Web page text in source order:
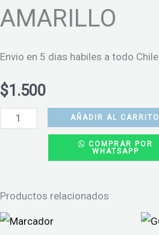
AMARILLO
Envio en 5 dias habiles a todo Chile.
$1.500
PLIEGO
40X60
AMARILLO
cantidad
AÑADIR AL CARRITO
COMPRAR POR
WHATSAPP
Productos relacionados